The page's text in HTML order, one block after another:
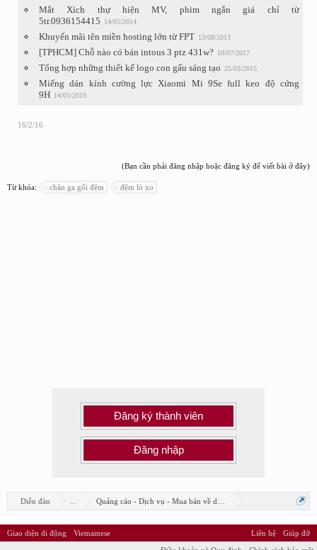
Mắt Xích thự hiện MV, phim ngắn giá chỉ từ
5tr.0936154415
14/05/2014
Khuyến mãi tên miền hosting lớn từ FPT 13/08/2013
[TPHCM] Chỗ nào có bán intous 3 ptz 431w? 10/07/2017
Tổng hợp những thiết kế logo con gấu sáng tạo 25/03/2015
Miếng dán kính cường lực Xiaomi Mi 9Se full keo độ cứng
9H 14/03/2019
16/2/16
(Bạn cần phải đăng nhập hoặc đăng ký để viết bài ở đây)
Từ khóa: chăn ga gối đệm đệm lò xo
Đăng ký thành viên
Đăng nhập
Diễn đàn Quảng cáo - Dịch vụ - Mua bán về design
Giao diện di động Vietnamese Liên hệ
Giúp đỡ